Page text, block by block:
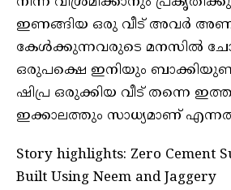
ഇണങ്ങിയ ഒരു വീട് അവർ
കേൾക്കുന്നവരുടെ മനസിൽ
ഒരുപക്ഷെ ഇനിയും
ഷിപ്ര ഒരുക്കിയ വീട് തന്നെ
ഇക്കാലത്തും സാധ്യമാണ്
Story highlights: Zero Cement
Built Using Neem and Jaggery